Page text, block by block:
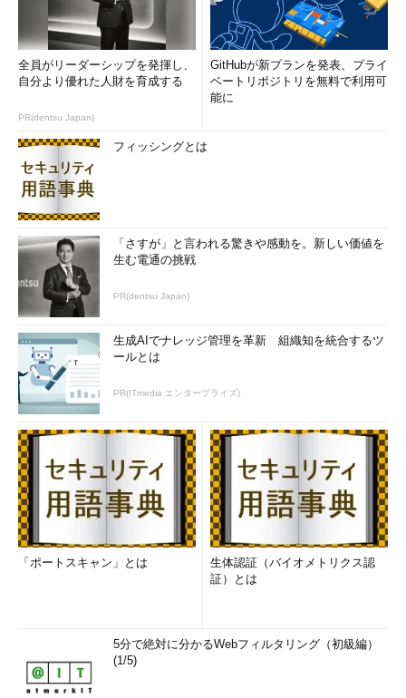
全員がリーダーシップを発揮し、
自分より優れた人財を育成する
PR(dentsu Japan)
GitHubが新プランを発表、プライ
ベートリポジトリを無料で利用可
能に
フィッシングとは
「さすが」と言われる驚きや感動を。新しい価値を
生む電通の挑戦
PR(dentsu Japan)
生成AIでナレッジ管理を革新 組織知を統合するツ
ールとは
PR(ITmedia エンタープライズ)
「ポートスキャン」とは
生体認証（バイオメトリクス認
証）とは
5分で絶対に分かるWebフィルタリング（初級編）
(1/5)